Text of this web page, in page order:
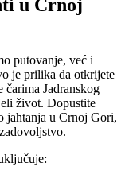
u Crnoj
putovanje, već i
je prilika da otkrijete
čarima Jadranskog
život. Dopustite
jahtanja u Crnoj Gori,